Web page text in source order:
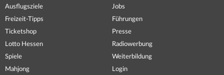
Ausflugsziele
Freizeit-Tipps
Ticketshop
Lotto Hessen
Spiele
Mahjong
Jobs
Führungen
Presse
Radiowerbung
Weiterbildung
Login